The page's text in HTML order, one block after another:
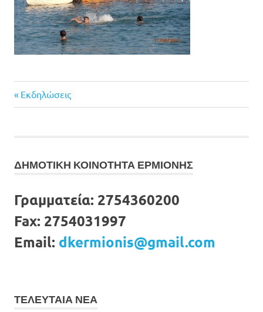
Πλοήγηση
Previous
Post:
Εκδηλώσεις
ΔΗΜΟΤΙΚΗ ΚΟΙΝΟΤΗΤΑ ΕΡΜΙΟΝΗΣ
Γραμματεία: 2754360200
Fax: 2754031997
Email: dkermionis@gmail.com
ΤΕΛΕΥΤΑΙΑ ΝΕΑ